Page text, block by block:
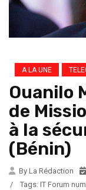
A LA UNE
Ouanilo
de
à la
(Bénin)
By La Rédaction
/
Tags: IT Forum